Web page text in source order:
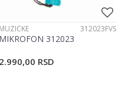
MUZIČKE 312023FVS
MIKROFON 312023
2.990,00 RSD